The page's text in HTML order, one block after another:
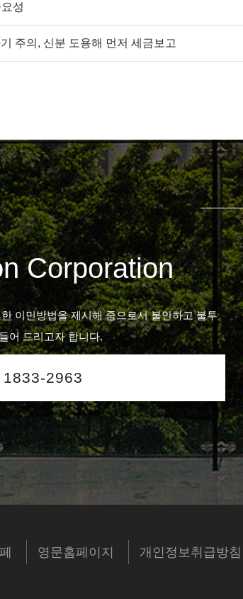
성
주의, 신분 도용해 먼저 세금보고
Corporation
이민방법을 제시해 줌으로서 불안하고 불투
어 드리고자 합니다.
1833-2963
영문홈페이지 개인정보취급방침